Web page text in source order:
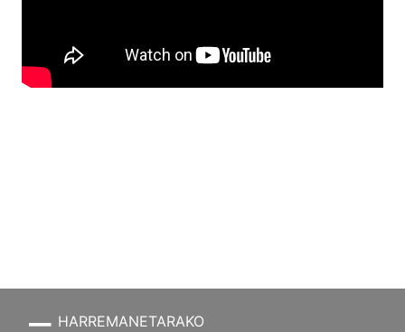
HARREMANETARAKO